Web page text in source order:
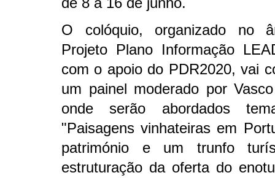
O colóquio, organizado no
Projeto Plano Informação
com o apoio do PDR2020, vai
um painel moderado por
onde serão abordados
"Paisagens vinhateiras em
património e um trunfo
estruturação da oferta do